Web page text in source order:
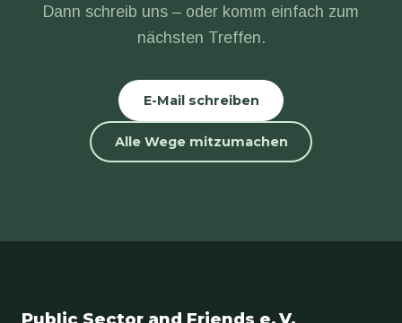
Dann schreib uns – oder komm einfach zum
nächsten Treffen.
E-Mail schreiben
Alle Wege mitzumachen
Public Sector and Friends e. V.